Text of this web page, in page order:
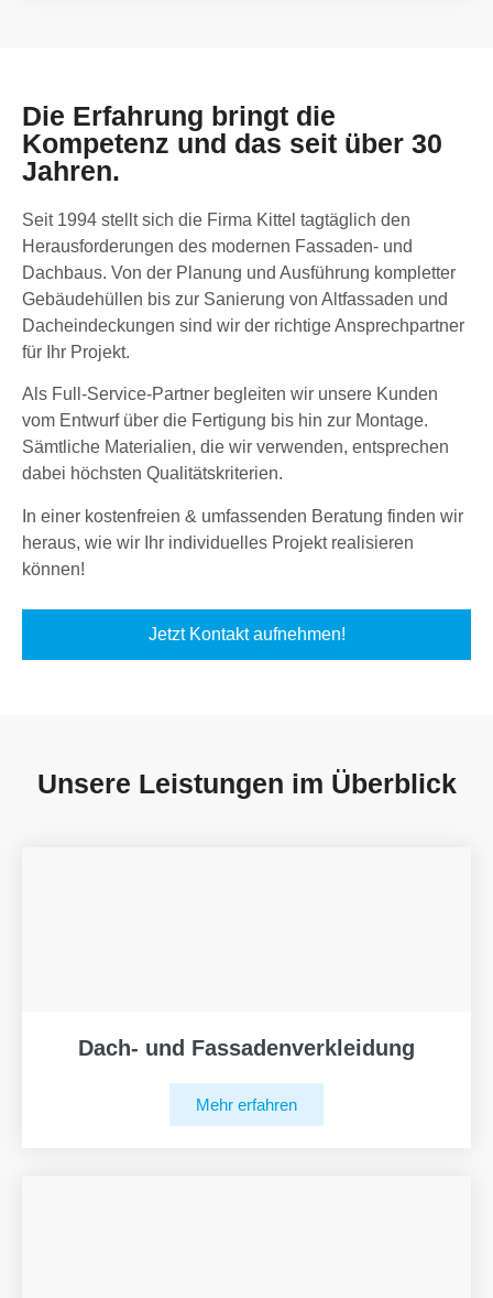
Die Erfahrung bringt die
Kompetenz und das seit über 30
Jahren.
Seit 1994 stellt sich die Firma Kittel tagtäglich den
Herausforderungen des modernen Fassaden- und
Dachbaus. Von der Planung und Ausführung kompletter
Gebäudehüllen bis zur Sanierung von Altfassaden und
Dacheindeckungen sind wir der richtige Ansprechpartner
für Ihr Projekt.
Als Full-Service-Partner begleiten wir unsere Kunden
vom Entwurf über die Fertigung bis hin zur Montage.
Sämtliche Materialien, die wir verwenden, entsprechen
dabei höchsten Qualitätskriterien.
In einer kostenfreien & umfassenden Beratung finden wir
heraus, wie wir Ihr individuelles Projekt realisieren
können!
Jetzt Kontakt aufnehmen!
Unsere Leistungen im Überblick
Dach- und Fassadenverkleidung
Mehr erfahren